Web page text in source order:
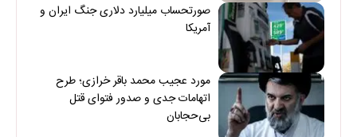
صورتحساب میلیارد دلاری جنگ ایران و
آمریکا
مورد عجیب محمد باقر خرازی؛ طرح
اتهامات جدی و صدور فتوای قتل
بی‌حجابان